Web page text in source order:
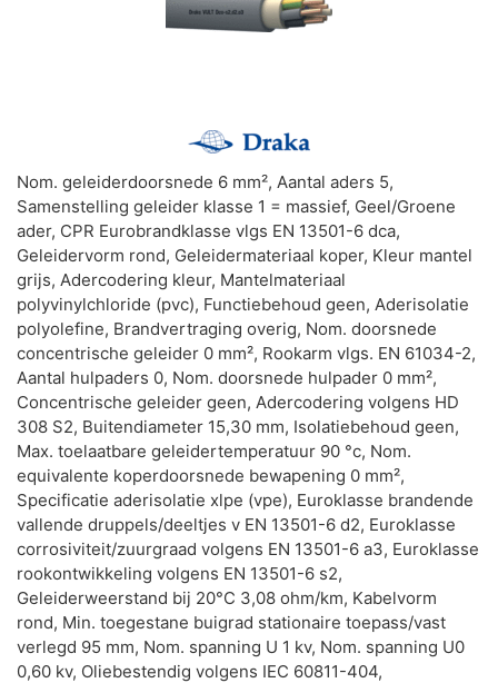
Nom. geleiderdoorsnede 6 mm², Aantal aders 5,
Samenstelling geleider klasse 1 = massief, Geel/Groene
ader, CPR Eurobrandklasse vlgs EN 13501-6 dca,
Geleidervorm rond, Geleidermateriaal koper, Kleur mantel
grijs, Adercodering kleur, Mantelmateriaal
polyvinylchloride (pvc), Functiebehoud geen, Aderisolatie
polyolefine, Brandvertraging overig, Nom. doorsnede
concentrische geleider 0 mm², Rookarm vlgs. EN 61034-2,
Aantal hulpaders 0, Nom. doorsnede hulpader 0 mm²,
Concentrische geleider geen, Adercodering volgens HD
308 S2, Buitendiameter 15,30 mm, Isolatiebehoud geen,
Max. toelaatbare geleidertemperatuur 90 °c, Nom.
equivalente koperdoorsnede bewapening 0 mm²,
Specificatie aderisolatie xlpe (vpe), Euroklasse brandende
vallende druppels/deeltjes v EN 13501-6 d2, Euroklasse
corrosiviteit/zuurgraad volgens EN 13501-6 a3, Euroklasse
rookontwikkeling volgens EN 13501-6 s2,
Geleiderweerstand bij 20°C 3,08 ohm/km, Kabelvorm
rond, Min. toegestane buigrad stationaire toepass/vast
verlegd 95 mm, Nom. spanning U 1 kv, Nom. spanning U0
0,60 kv, Oliebestendig volgens IEC 60811-404,